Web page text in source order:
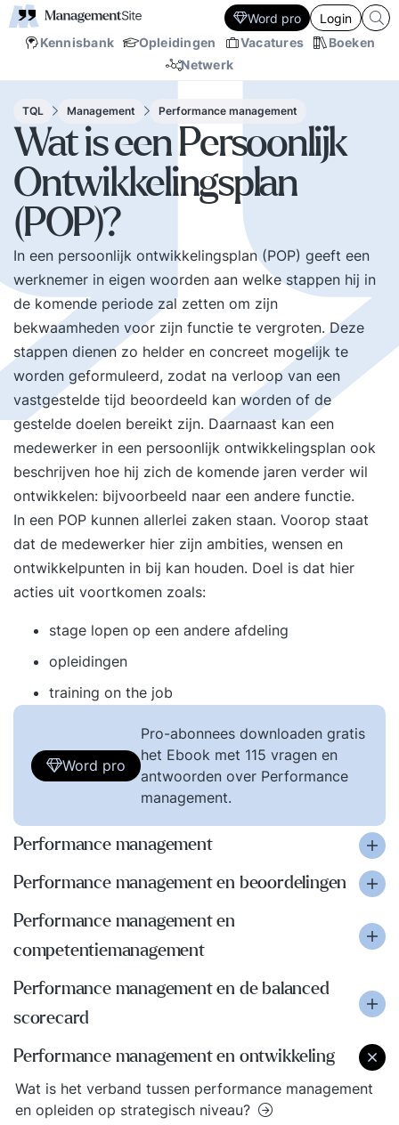
Kennisbank Opleidingen Vacatures
Boeken
Netwerk
Word pro Login
TQL Management Performance management
Wat is een Persoonlijk
Ontwikkelingsplan
(POP)?
In een persoonlijk ontwikkelingsplan (POP) geeft een
werknemer in eigen woorden aan welke stappen hij in
de komende periode zal zetten om zijn
bekwaamheden voor zijn functie te vergroten. Deze
stappen dienen zo helder en concreet mogelijk te
worden geformuleerd, zodat na verloop van een
vastgestelde tijd beoordeeld kan worden of de
gestelde doelen bereikt zijn. Daarnaast kan een
medewerker in een persoonlijk ontwikkelingsplan ook
beschrijven hoe hij zich de komende jaren verder wil
ontwikkelen: bijvoorbeeld naar een andere functie.
In een POP kunnen allerlei zaken staan. Voorop staat
dat de medewerker hier zijn ambities, wensen en
ontwikkelpunten in bij kan houden. Doel is dat hier
acties uit voortkomen zoals:
stage lopen op een andere afdeling
opleidingen
training on the job
Word pro
Pro-abonnees downloaden gratis
het Ebook met 115 vragen en
antwoorden over Performance
management.
Performance management
Performance management en beoordelingen
Performance management en
competentiemanagement
Performance management en de balanced
scorecard
Performance management en ontwikkeling
Wat is het verband tussen performance management
en opleiden op strategisch niveau?